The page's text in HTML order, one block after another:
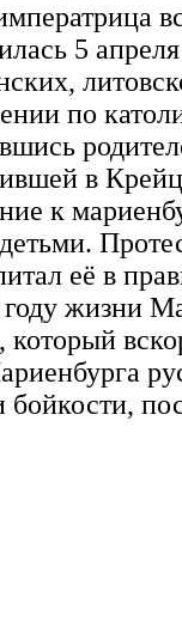
5
по
в
к
её в
жизни
бойкости,